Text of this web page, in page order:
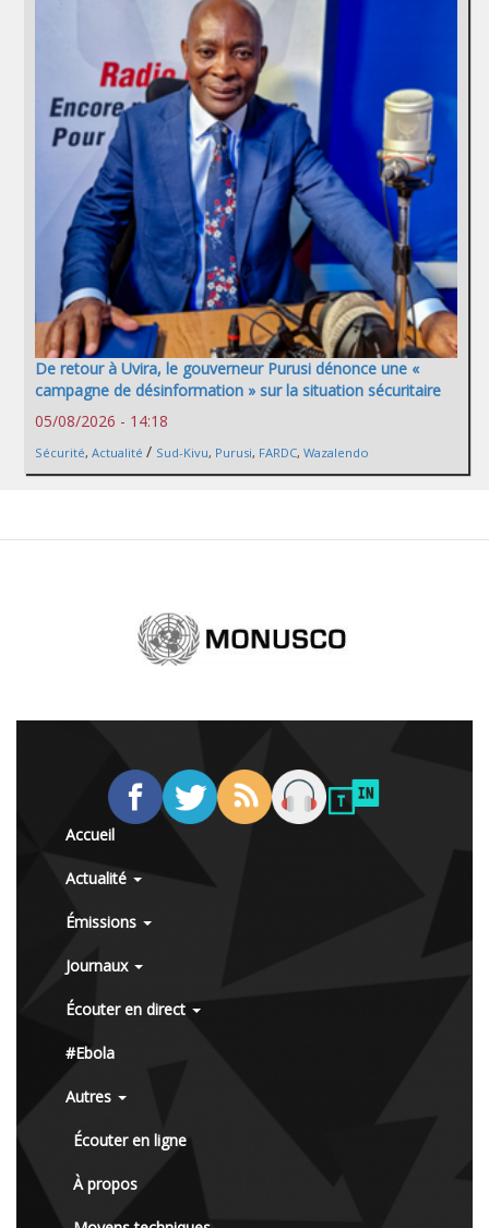
De retour à Uvira, le gouverneur Purusi dénonce une «
campagne de désinformation » sur la situation sécuritaire
05/08/2026 - 14:18
Sécurité, Actualité / Sud-Kivu, Purusi, FARDC, Wazalendo
Accueil
Actualité
Émissions
Journaux
Écouter en direct
#Ebola
Autres
Écouter en ligne
À propos